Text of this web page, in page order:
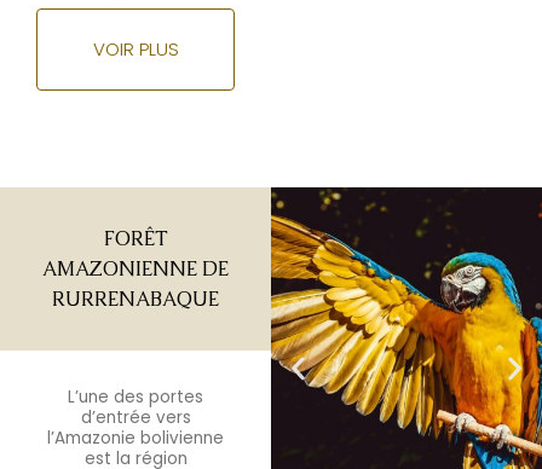
VOIR PLUS
FORÊT
AMAZONIENNE DE
RURRENABAQUE
L’une des portes
d’entrée vers
l’Amazonie bolivienne
est la région